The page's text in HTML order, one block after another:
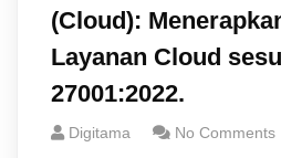
(Cloud):
Layanan Cloud
27001:2022.
Digitama No Comments